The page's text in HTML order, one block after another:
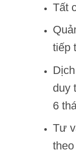
Tất
tiếp
duy
6
Tư